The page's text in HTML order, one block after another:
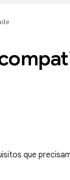
que